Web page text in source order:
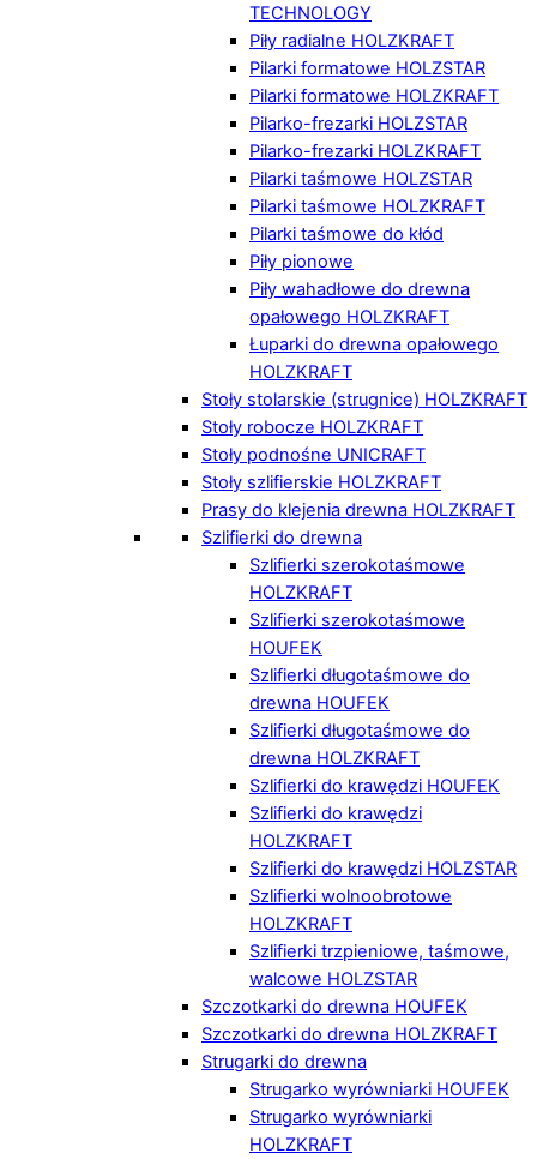
TECHNOLOGY
Piły radialne HOLZKRAFT
Pilarki formatowe HOLZSTAR
Pilarki formatowe HOLZKRAFT
Pilarko-frezarki HOLZSTAR
Pilarko-frezarki HOLZKRAFT
Pilarki taśmowe HOLZSTAR
Pilarki taśmowe HOLZKRAFT
Pilarki taśmowe do kłód
Piły pionowe
Piły wahadłowe do drewna
opałowego HOLZKRAFT
Łuparki do drewna opałowego
HOLZKRAFT
Stoły stolarskie (strugnice) HOLZKRAFT
Stoły robocze HOLZKRAFT
Stoły podnośne UNICRAFT
Stoły szlifierskie HOLZKRAFT
Prasy do klejenia drewna HOLZKRAFT
Szlifierki do drewna
Szlifierki szerokotaśmowe
HOLZKRAFT
Szlifierki szerokotaśmowe
HOUFEK
Szlifierki długotaśmowe do
drewna HOUFEK
Szlifierki długotaśmowe do
drewna HOLZKRAFT
Szlifierki do krawędzi HOUFEK
Szlifierki do krawędzi
HOLZKRAFT
Szlifierki do krawędzi HOLZSTAR
Szlifierki wolnoobrotowe
HOLZKRAFT
Szlifierki trzpieniowe, taśmowe,
walcowe HOLZSTAR
Szczotkarki do drewna HOUFEK
Szczotkarki do drewna HOLZKRAFT
Strugarki do drewna
Strugarko wyrówniarki HOUFEK
Strugarko wyrówniarki
HOLZKRAFT